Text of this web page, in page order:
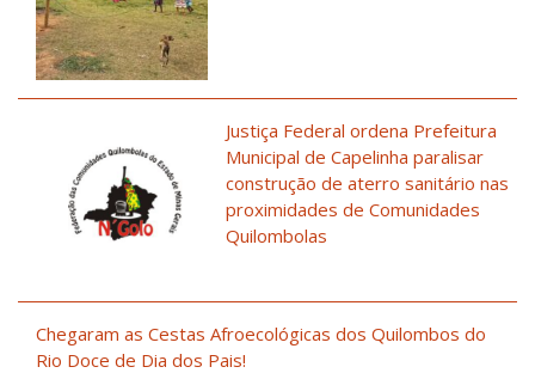
Justiça Federal ordena Prefeitura
Municipal de Capelinha paralisar
construção de aterro sanitário nas
proximidades de Comunidades
Quilombolas
Chegaram as Cestas Afroecológicas dos Quilombos do
Rio Doce de Dia dos Pais!